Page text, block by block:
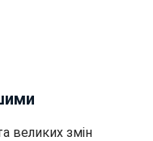
великих змін